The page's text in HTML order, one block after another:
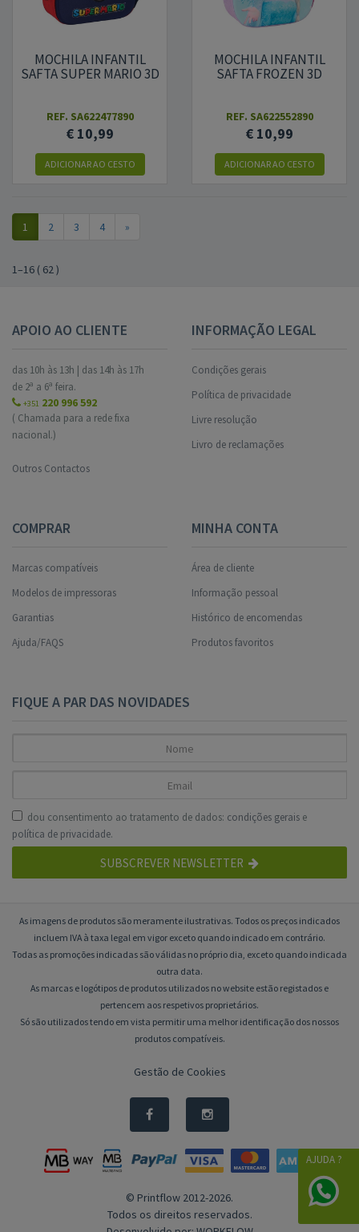
MOCHILA INFANTIL
SAFTA SUPER MARIO 3D
REF. SA622477890
€ 10,99
ADICIONAR AO CESTO
MOCHILA INFANTIL
SAFTA FROZEN 3D
REF. SA622552890
€ 10,99
ADICIONAR AO CESTO
1 2 3 4 »
1–16 ( 62)
APOIO AO CLIENTE
das 10h às 13h | das 14h às 17h
de 2ª a 6ª feira.
+351 220 996 592
( Chamada para a rede fixa
nacional.)
Outros Contactos
INFORMAÇÃO LEGAL
Condições gerais
Política de privacidade
Livre resolução
Livro de reclamações
COMPRAR
Marcas compatíveis
Modelos de impressoras
Garantias
Ajuda/FAQS
MINHA CONTA
Área de cliente
Informação pessoal
Histórico de encomendas
Produtos favoritos
FIQUE A PAR DAS NOVIDADES
dou consentimento ao tratamento de dados: condições gerais e
política de privacidade.
SUBSCREVER NEWSLETTER
As imagens de produtos são meramente ilustrativas. Todos os preços indicados
incluem IVA à taxa legal em vigor exceto quando indicado em contrário.
Todas as promoções indicadas são válidas no próprio dia, exceto quando indicada
outra data.
As marcas e logótipos de produtos utilizados no website estão registados e
pertencem aos respetivos proprietários.
Só são utilizados tendo em vista permitir uma melhor identificação dos nossos
produtos compatíveis.
Gestão de Cookies
© Printflow 2012-2026.
Todos os direitos reservados.
AJUDA ?